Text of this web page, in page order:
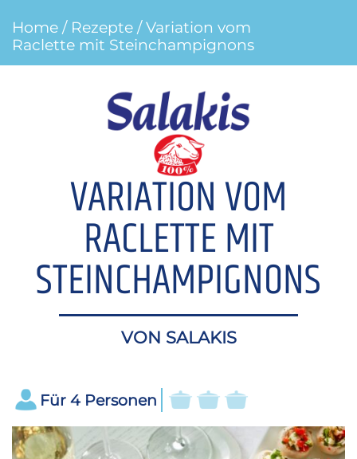
Home / Rezepte / Variation vom
Raclette mit Steinchampignons
VARIATION VOM
RACLETTE MIT
STEINCHAMPIGNONS
VON SALAKIS
Für 4 Personen